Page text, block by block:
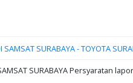
SAMSAT SURABAYA - TOYOTA
SAMSAT SURABAYA Persyaratan